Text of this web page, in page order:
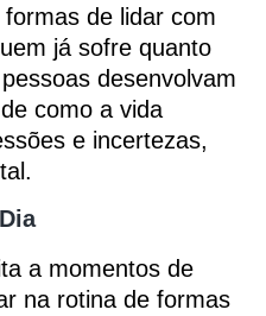
de lidar com
já sofre quanto
desenvolvam
como a vida
e incertezas,
a momentos de
na rotina de formas